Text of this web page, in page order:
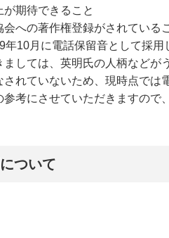
が期待できること
への著作権登録がされている
10月に電話保留音として採用
しては、英明氏の人柄など
れていないため、現時点では
考にさせていただきますので
ついて